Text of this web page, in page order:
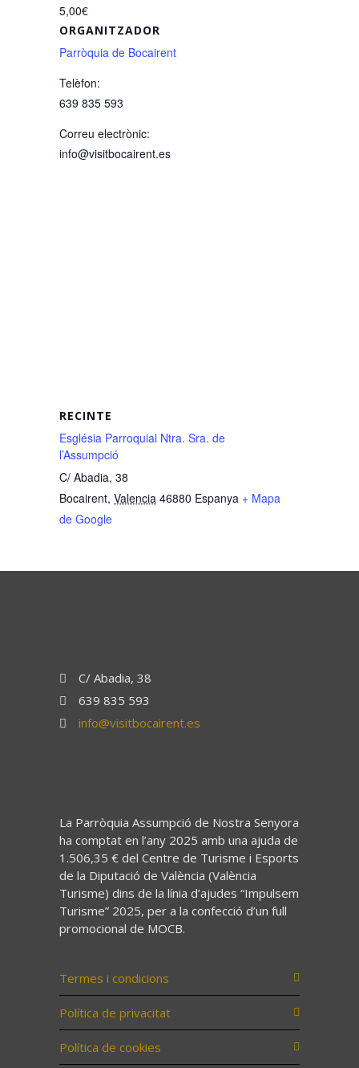
5,00€
ORGANITZADOR
Parròquia de Bocairent
Telèfon:
639 835 593
Correu electrònic:
info@visitbocairent.es
RECINTE
Església Parroquial Ntra. Sra. de
l’Assumpció
C/ Abadia, 38
Bocairent, Valencia 46880 Espanya + Mapa
de Google
C/ Abadia, 38
639 835 593
info@visitbocairent.es
La Parròquia Assumpció de Nostra Senyora
ha comptat en l’any 2025 amb una ajuda de
1.506,35 € del Centre de Turisme i Esports
de la Diputació de València (València
Turisme) dins de la línia d’ajudes “Impulsem
Turisme” 2025, per a la confecció d’un full
promocional de MOCB.
Termes i condicions
Política de privacitat
Política de cookies